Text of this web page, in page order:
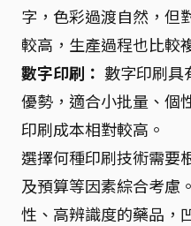
字，色彩過渡自然，但
較高，生產過程也比較
數字印刷： 數字印刷具
優勢，適合小批量、個
印刷成本相對較高。
選擇何種印刷技術需要
及預算等因素綜合考慮
性、高辨識度的藥品，